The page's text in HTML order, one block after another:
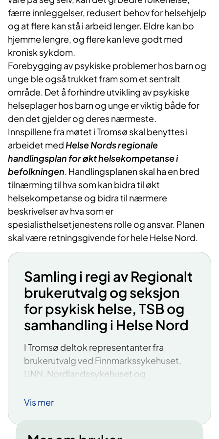
færre innleggelser, redusert behov for helsehjelp
og at flere kan stå i arbeid lenger. Eldre kan bo
hjemme lengre, og flere kan leve godt med
kronisk sykdom.
Forebygging av psykiske problemer hos barn og
unge ble også trukket fram som et sentralt
område. Det å forhindre utvikling av psykiske
helseplager hos barn og unge er viktig både for
den det gjelder og deres nærmeste.
Innspillene fra møtet i Tromsø skal benyttes i
arbeidet med Helse Nords regionale
handlingsplan for økt helsekompetanse i
befolkningen. Handlingsplanen skal ha en bred
tilnærming til hva som kan bidra til økt
helsekompetanse og bidra til nærmere
beskrivelser av hva som er
spesialisthelsetjenestens rolle og ansvar. Planen
skal være retningsgivende for hele Helse Nord.
Samling i regi av Regionalt
brukerutvalg og seksjon
for psykisk helse, TSB og
samhandling i Helse Nord
I Tromsø deltok representanter fra
brukerutvalg ved Finnmarkssykehuset,
UNN, Nordlandssykehuset og
ungdomsrådene ved UNN og
nnspillene fra møtet i Tromsø skal
Vis mer